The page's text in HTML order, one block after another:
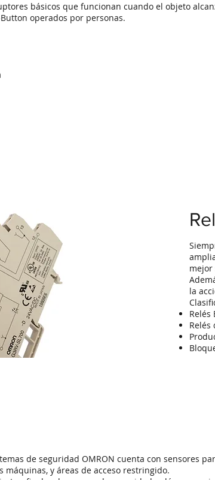
básicos que funcionan cuando el objeto
operados por personas.
mejor
la
Relés
Relés
de seguridad OMRON cuenta con sensores
máquinas, y áreas de acceso restringido.